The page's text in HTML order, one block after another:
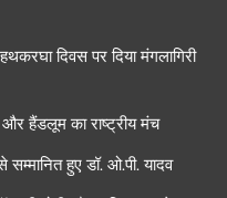
दिवस पर दिया मंगलागिरी
और हैंडलूम का राष्ट्रीय मंच
हुए डॉ. ओ.पी. यादव